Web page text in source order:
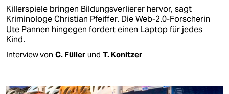
Killerspiele bringen Bildungsverlierer hervor, sagt
Kriminologe Christian Pfeiffer. Die Web-2.0-Forscherin
Ute Pannen hingegen fordert einen Laptop für jedes
Kind.
Interview von C. Füller und T. Konitzer